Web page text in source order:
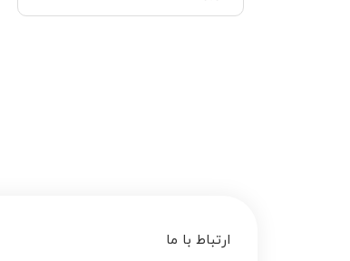
ارتباط با ما